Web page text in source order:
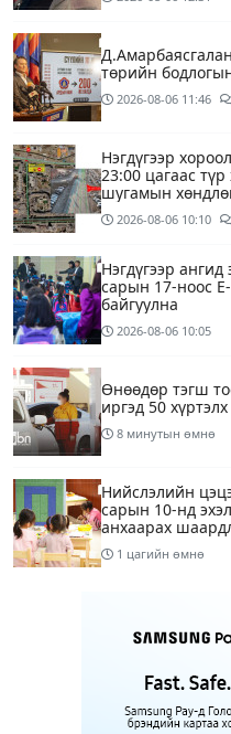
төрийн
2026-08-06 11:46
Нэгдүгээр
23:00 цагаас
шугамын
2026-08-06 10:10
Нэгдүгээр ангид
сарын 17-ноос
байгуулна
2026-08-06 10:05
Өнөөдөр тэгш
иргэд 50
8 минутын өмнө
Нийслэлийн
сарын 10-нд
анхаарах
1 цагийн өмнө
4 цагийн өмнө
Татварын